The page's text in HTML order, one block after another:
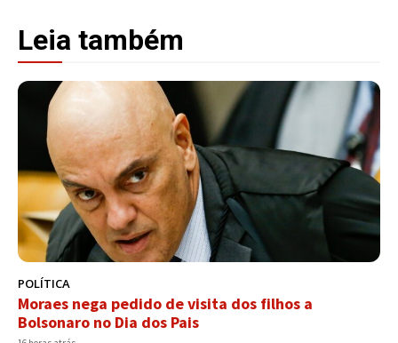
Leia também
POLÍTICA
Moraes nega pedido de visita dos filhos a
Bolsonaro no Dia dos Pais